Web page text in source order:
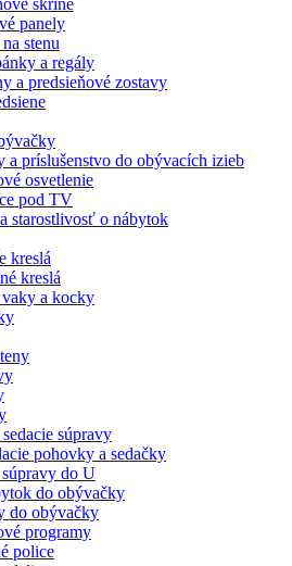
panely
stenu
a regály
a predsieňové zostavy
a príslušenstvo do obývacích izieb
osvetlenie
pod TV
starostlivosť o nábytok
kreslá
kreslá
vaky a kocky
súpravy
pohovky a sedačky
súpravy do U
do obývačky
do obývačky
programy
police